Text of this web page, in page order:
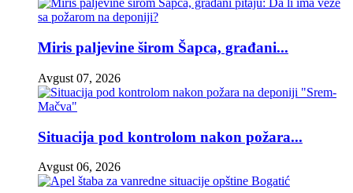
Miris paljevine širom Šapca, građani...
Avgust 07, 2026
Situacija pod kontrolom nakon požara...
Avgust 06, 2026